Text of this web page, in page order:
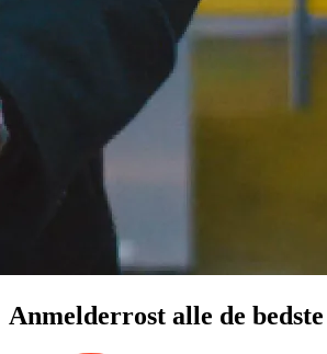
Anmelderrost alle de